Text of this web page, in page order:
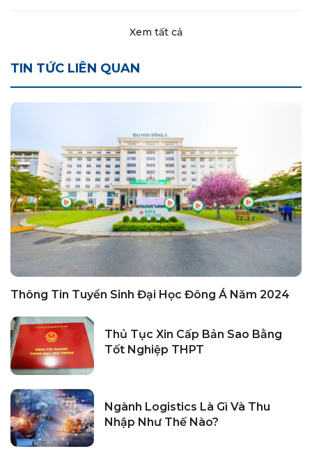
Xem tất cả
TIN TỨC LIÊN QUAN
Thông Tin Tuyển Sinh Đại Học Đông Á Năm 2024
Thủ Tục Xin Cấp Bản Sao Bằng
Tốt Nghiệp THPT
Ngành Logistics Là Gì Và Thu
Nhập Như Thế Nào?